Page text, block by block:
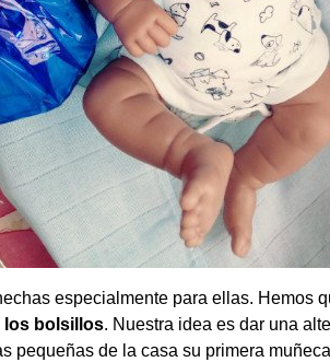
especialmente para ellas. Hemos
los bolsillos. Nuestra idea es dar una
pequeñas de la casa su primera